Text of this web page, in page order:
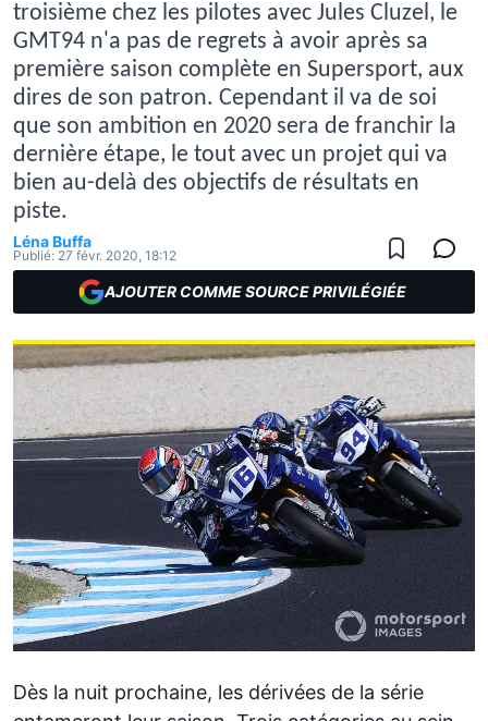
troisième chez les pilotes avec Jules Cluzel, le
GMT94 n'a pas de regrets à avoir après sa
première saison complète en Supersport, aux
dires de son patron. Cependant il va de soi
que son ambition en 2020 sera de franchir la
dernière étape, le tout avec un projet qui va
bien au-delà des objectifs de résultats en
piste.
Léna Buffa
Publié: 27 févr. 2020, 18:12
AJOUTER COMME SOURCE PRIVILÉGIÉE
Dès la nuit prochaine, les dérivées de la série